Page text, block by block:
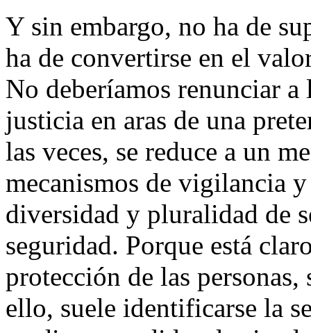
Y sin embargo, no ha de
ha de convertirse en el
No deberíamos renunciar
justicia en aras de una
las veces, se reduce a un
mecanismos de vigilancia
diversidad y pluralidad de
seguridad. Porque está
protección de las personas,
ello, suele identificarse la